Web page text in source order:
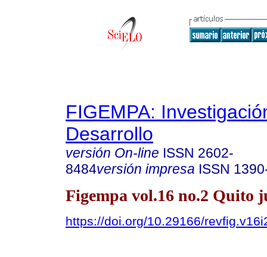
FIGEMPA:
Desarrollo
versión On-line ISSN 2602-
8484versión impresa ISSN
Figempa vol.16 no.2 Quito
https://doi.org/10.29166/